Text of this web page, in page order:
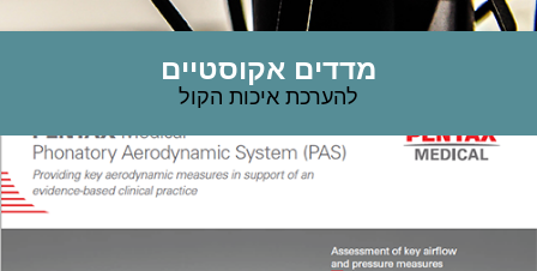
מדדים אקוסטיים
להערכת איכות הקול